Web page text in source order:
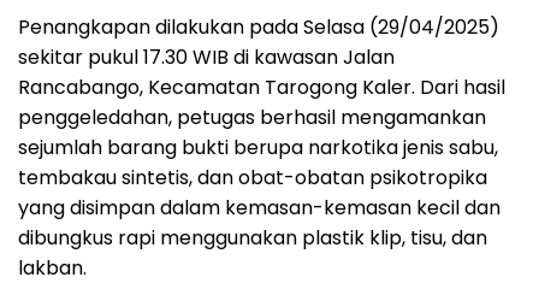
Penangkapan dilakukan pada Selasa (29/04/2025)
sekitar pukul 17.30 WIB di kawasan Jalan
Rancabango, Kecamatan Tarogong Kaler. Dari hasil
penggeledahan, petugas berhasil mengamankan
sejumlah barang bukti berupa narkotika jenis sabu,
tembakau sintetis, dan obat-obatan psikotropika
yang disimpan dalam kemasan-kemasan kecil dan
dibungkus rapi menggunakan plastik klip, tisu, dan
lakban.